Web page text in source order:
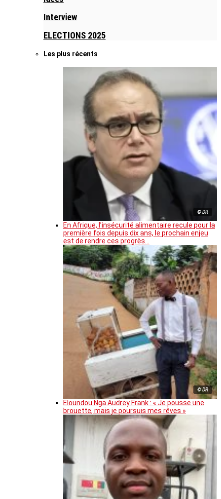
Interview
ELECTIONS 2025
Les plus récents
© DR
En Afrique, l’insécurité alimentaire recule pour la
première fois depuis dix ans, le prochain enjeu
est de rendre ces progrès…
© DR
Eloundou Nga Audrey Frank : « Je pousse une
brouette, mais je poursuis mes rêves »